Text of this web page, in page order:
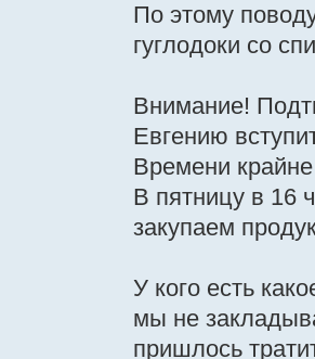
По этому
гуглодоки со
Внимание!
Евгению
Времени
В пятницу в 16
закупаем
У кого есть
мы не
пришлось